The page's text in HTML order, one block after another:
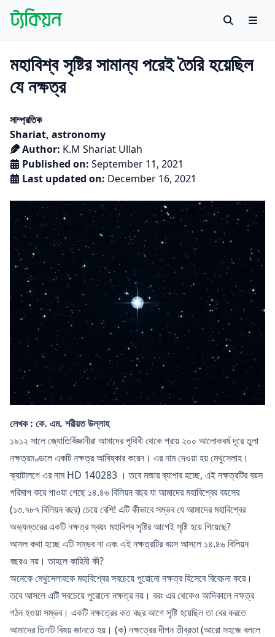
Skip to content
Tachyon
বাংলায় বিজ্ঞান গবেষণায় প্রথম উন্মুক্ত প্ল্যাটফর্ম
মহাবিশ্ব সৃষ্টির সামান্য পরেই তৈরি হয়েছিল
যে নক্ষত্র
Posted in
সাম্প্রতিক
Tags:
Shariat, astronomy
Author: K.M Shariat Ullah
Published on: September 11, 2021
Last updated on: December 16, 2021
লেখক : কে. এম. শরীয়ত উল্লাহ
১৯১২ সালে জ্যোতির্বিজ্ঞানীরা আমাদের পৃথিবী থেকে প্রায় ২০০ আলোকবর্ষ দূরে তুলা
নক্ষত্রমণ্ডলে একটি নক্ষত্র আবিষ্কার করেন। এর নাম দেওয়া হয় মেথুসেলাহ।
ক্যাটালগে এর নাম HD 140283 । তবে মজার ব্যাপার হচ্ছে, এই নক্ষত্রটির বয়স
পরিমাপ করে পাওয়া গেছে ১৪.৪৬ বিলিয়ন বছর যা আমাদের মহাবিশ্বের বয়সের
(১৩.৭৮৭ বিলিয়ন বছর) চেয়ে বেশি! এটি কীভাবে সম্ভব যে আমাদের মহাবিশ্বের
অভ্যন্তরের একটি নক্ষত্র স্বয়ং মহাবিশ্ব সৃষ্টির আগেই সৃষ্টি হয়ে গিয়েছে?
আসল কথা হচ্ছে এটি সম্ভব না এবং এই নক্ষত্রটির বয়স আসলে ১৪.৪৬ বিলিয়ন
বছরও নয়। তাহলে কাহিনী কী?
অনেকে মেথুসেলাহকে মহাবিশ্বের সবচেয়ে পুরোনো নক্ষত্র হিসেবে বিবেচনা করে।
তবে আসলে এটি সবচেয়ে পুরোনো নক্ষত্র নয়। বরং এর থেকেও আদিকালে নক্ষত্র
গঠন হওয়া সম্ভব। একটি নক্ষত্রের কত বছর আগে সৃষ্টি হয়েছিল তা বের করতে
আমাদের তিনটি বিষয় জানতে হয়। (ক) নক্ষত্রের দীপন তীব্রতা (আরো সহজে বললে